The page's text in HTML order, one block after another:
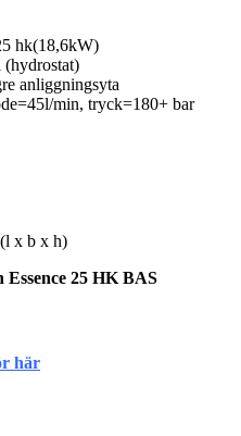
hk(18,6kW)
(hydrostat)
anliggningsyta
min, tryck=180+ bar
x b x h)
Essence 25 HK BAS
här